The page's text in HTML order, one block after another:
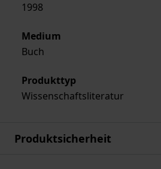
1998
Medium
Buch
Produkttyp
Wissenschaftsliteratur
Produktsicherheit